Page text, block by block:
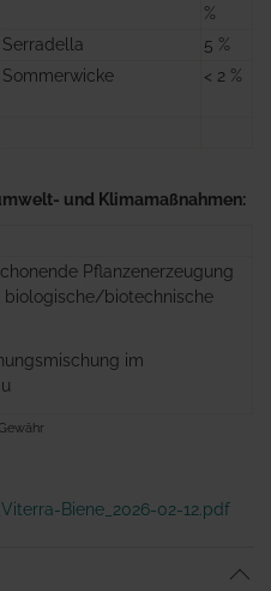
%
Serradella
5 %
Sommerwicke < 2 %
und Klimamaßnahmen:
Pflanzenerzeugung
biologische/biotechnische
im
Biene_2026-02-12.pdf